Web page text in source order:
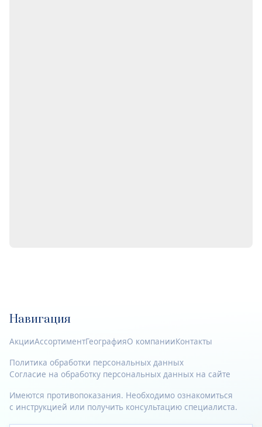
Навигация
АкцииАссортиментГеографияО компанииКонтакты
Политика обработки персональных данных
Согласие на обработку персональных данных на сайте
Имеются противопоказания. Необходимо ознакомиться
с инструкцией или получить консультацию специалиста.